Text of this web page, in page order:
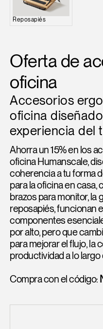
Opens
Opens
to
Opens
OpensOpens
Reposapiés
Oferta de
oficina
Accesorios
oficina
experiencia del
Ahorra un 15% en los
oficina Humanscale,
coherencia a tu forma
para la oficina en casa,
brazos para monitor, la
reposapiés, funcionan
componentes
por alto, pero que
para mejorar el flujo, la
productividad a lo largo
Compra con el código: